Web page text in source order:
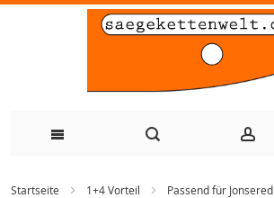
Startseite 1+4 Vorteil
Passend für Jonsered